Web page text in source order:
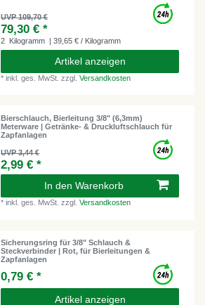
UVP 109,70 €
79,30 € *
2 Kilogramm | 39,65 € / Kilogramm
Artikel anzeigen
*inkl. ges. MwSt. zzgl.Versandkosten
Bierschlauch, Bierleitung 3/8" (6,3mm)
Meterware | Getränke- & Druckluftschlauch für
Zapfanlagen
UVP 3,44 €
2,99 € *
In den Warenkorb
*inkl. ges. MwSt. zzgl.Versandkosten
Sicherungsring für 3/8" Schlauch &
Steckverbinder | Rot, für Bierleitungen &
Zapfanlagen
0,79 € *
Artikel anzeigen